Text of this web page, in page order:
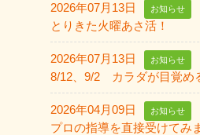
2026年07月13日 お知らせ
とりきた火曜あさ活！
2026年07月13日 お知らせ
8/12、9/2 カラダが目覚め
2026年04月09日 お知らせ
プロの指導を直接受けてみ